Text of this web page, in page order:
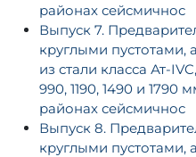
районах сейсмичнос
Выпуск 7.
круглыми
из стали класса Ат-
990, 1190, 1490 и 1790
районах сейсмичнос
Выпуск 8.
круглыми